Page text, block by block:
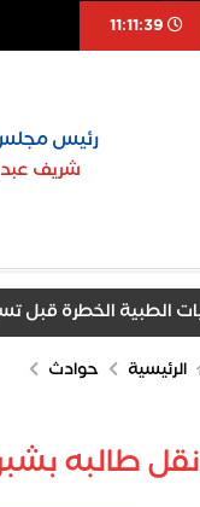
11:11:40
رئيس مجلس
شريف عبد
الرئيسية حوادث
نقل طالبه